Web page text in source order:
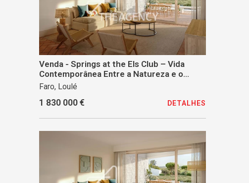
Venda - Springs at the Els Club – Vida
Contemporânea Entre a Natureza e o
Golfe
Faro, Loulé
1 830 000 € DETALHES